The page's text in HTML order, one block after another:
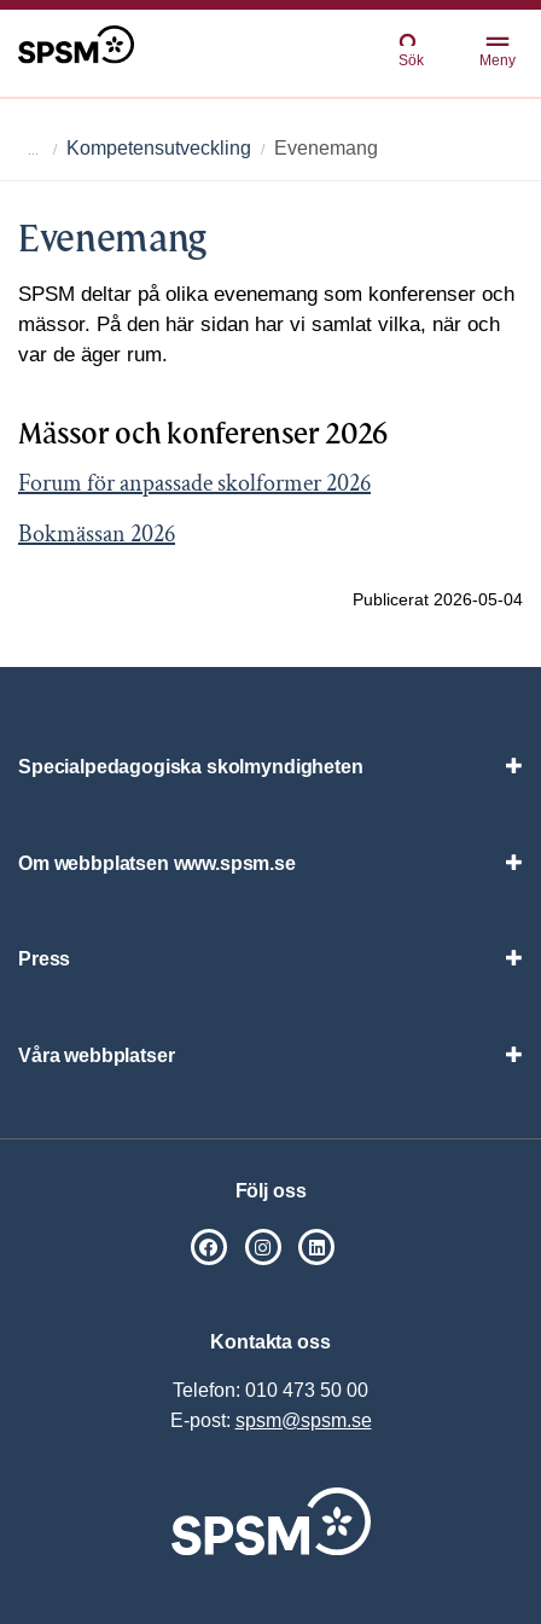
Sök Meny
Kompetensutveckling Evenemang
Evenemang
SPSM deltar på olika evenemang som konferenser och
mässor. På den här sidan har vi samlat vilka, när och
var de äger rum.
Mässor och konferenser 2026
Forum för anpassade skolformer 2026
Bokmässan 2026
Publicerat 2026-05-04
Specialpedagogiska skolmyndigheten
Om webbplatsen www.spsm.se
Press
Våra webbplatser
Följ oss
SPSM på Facebook
SPSM på Instagram
Kontakta oss
Telefon: 010 473 50 00
E-post: spsm@spsm.se